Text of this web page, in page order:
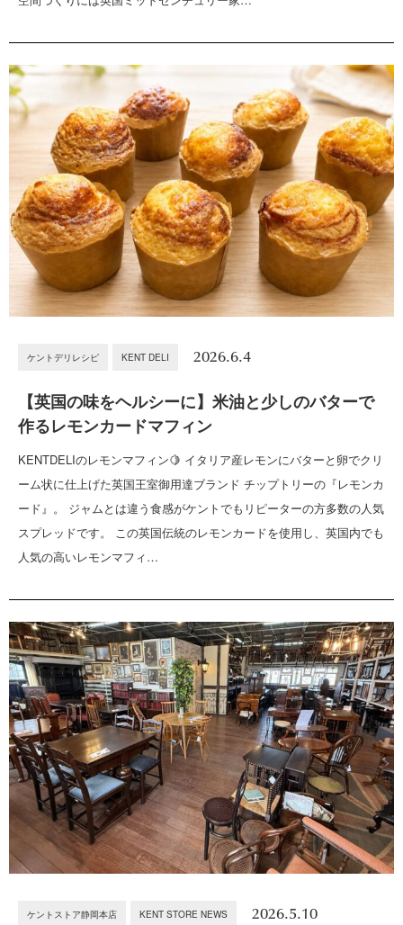
ケントデリレシピ KENT DELI 2026.6.4
【英国の味をヘルシーに】米油と少しのバターで
作るレモンカードマフィン
KENTDELIのレモンマフィン🍋 イタリア産レモンにバターと卵でクリ
ーム状に仕上げた英国王室御用達ブランド チップトリーの『レモンカ
ード』。 ジャムとは違う食感がケントでもリピーターの方多数の人気
スプレッドです。 この英国伝統のレモンカードを使用し、英国内でも
人気の高いレモンマフィ…
ケントストア静岡本店 KENT STORE NEWS 2026.5.10